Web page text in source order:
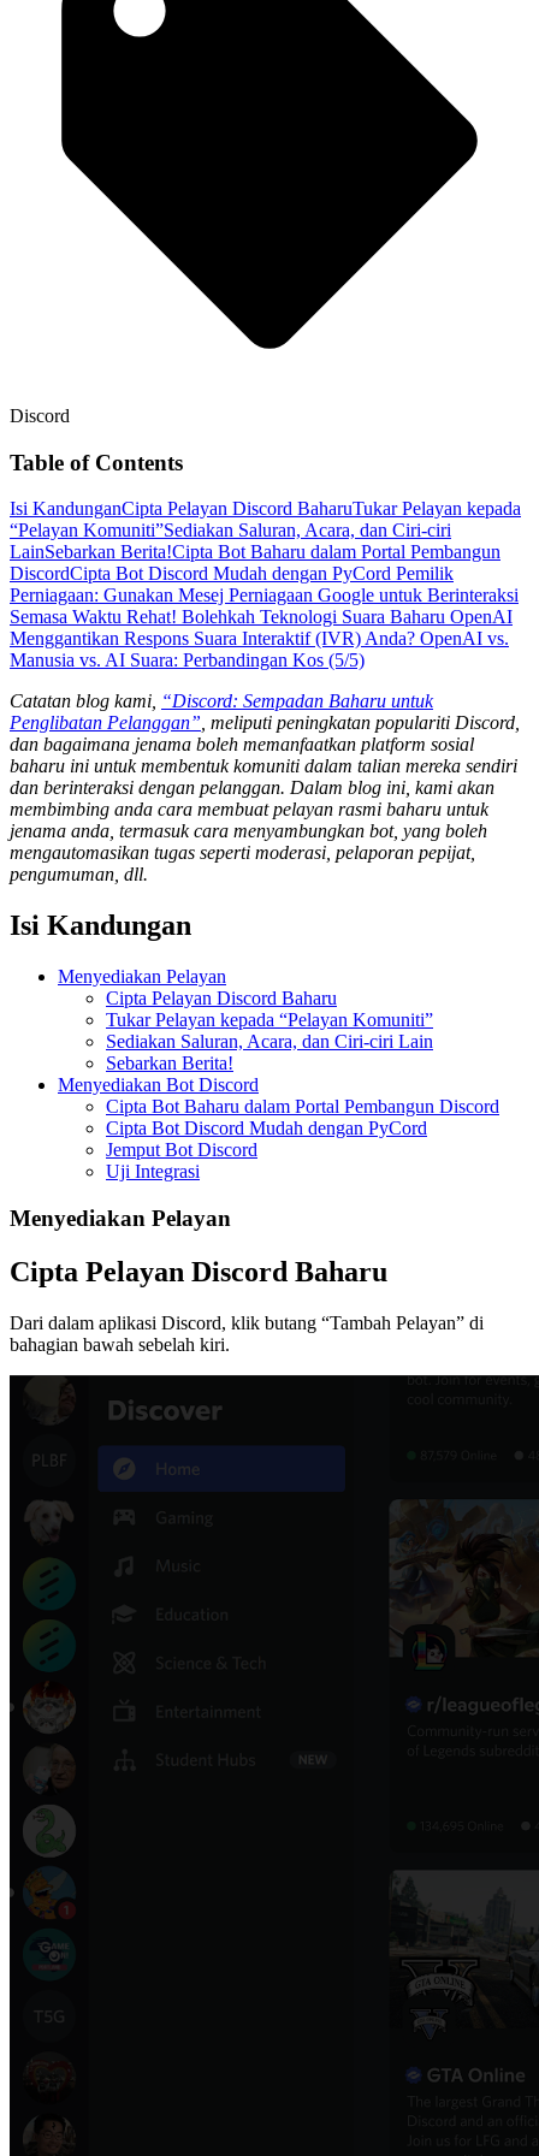
Discord
Table of Contents
Isi KandunganCipta Pelayan Discord BaharuTukar Pelayan kepada
“Pelayan Komuniti”Sediakan Saluran, Acara, dan Ciri-ciri
LainSebarkan Berita!Cipta Bot Baharu dalam Portal Pembangun
DiscordCipta Bot Discord Mudah dengan PyCord Pemilik
Perniagaan: Gunakan Mesej Perniagaan Google untuk Berinteraksi
Semasa Waktu Rehat! Bolehkah Teknologi Suara Baharu OpenAI
Menggantikan Respons Suara Interaktif (IVR) Anda? OpenAI vs.
Manusia vs. AI Suara: Perbandingan Kos (5/5)
Catatan blog kami, “Discord: Sempadan Baharu untuk
Penglibatan Pelanggan” , meliputi peningkatan populariti Discord,
dan bagaimana jenama boleh memanfaatkan platform sosial
baharu ini untuk membentuk komuniti dalam talian mereka sendiri
dan berinteraksi dengan pelanggan. Dalam blog ini, kami akan
membimbing anda cara membuat pelayan rasmi baharu untuk
jenama anda, termasuk cara menyambungkan bot, yang boleh
mengautomasikan tugas seperti moderasi, pelaporan pepijat,
pengumuman, dll.
Isi Kandungan
Menyediakan Pelayan
Cipta Pelayan Discord Baharu
Tukar Pelayan kepada “Pelayan Komuniti”
Sediakan Saluran, Acara, dan Ciri-ciri Lain
Sebarkan Berita!
Menyediakan Bot Discord
Cipta Bot Baharu dalam Portal Pembangun Discord
Cipta Bot Discord Mudah dengan PyCord
Jemput Bot Discord
Uji Integrasi
Menyediakan Pelayan
Cipta Pelayan Discord Baharu
Dari dalam aplikasi Discord, klik butang “Tambah Pelayan” di
bahagian bawah sebelah kiri.